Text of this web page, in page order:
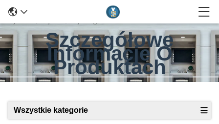
Szczegółowe
Informacje O
Produktach
Wszystkie kategorie